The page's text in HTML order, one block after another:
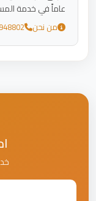
عاماً في خدمة
من نحن
خدمة